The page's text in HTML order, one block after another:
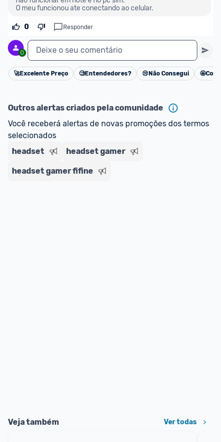
impostos.
*Atualizado em Agosto/2024
O meu funcionou ate conectando ao celular.
0 Responder
0 Deixe o seu comentário
Cancelar
🚀Excelente Preço 🧐Entendedores? 😢 Não Consegui 🤩
Outros alertas criados pela comunidade
Você receberá alertas de novas promoções dos termos
selecionados
headset
headset gamer
headset gamer fifine
Veja também Ver todas